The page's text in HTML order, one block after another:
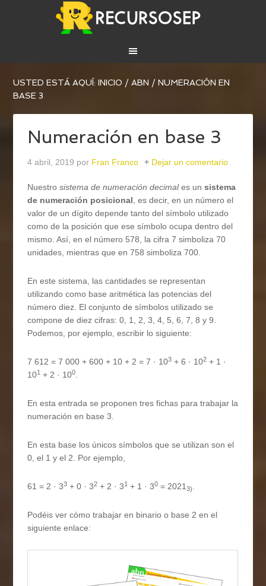
USTED ESTÁ AQUÍ:INICIO / ABN / NUMERACIÓN EN
BASE 3
Numeración en base 3
4 abril, 2019 por Fran Franco Dejar un comentario
Nuestrosistema de numeración decimales unsistema
de numeración posicional, es decir, en un número el
valor de un dígito depende tanto del símbolo utilizado
como de la posición que ese símbolo ocupa dentro del
mismo. Así, en el número 578, la cifra 7 simboliza 70
unidades, mientras que en 758 simboliza 700.
En este sistema, las cantidades se representan
utilizando como base aritmética las potencias del
número diez. El conjunto de símbolos utilizado se
compone de diez cifras: 0, 1, 2, 3, 4, 5, 6, 7, 8 y 9.
Podemos, por ejemplo, escribir lo siguiente:
7 612 = 7 000 + 600 + 10 + 2 = 7 · 103 + 6 · 102 + 1 ·
101 + 2 · 100.
En esta entrada se proponen tres fichas para trabajar la
numeración en base 3.
En esta base los únicos símbolos que se utilizan son el
0, el 1 y el 2. Por ejemplo,
61 = 2 · 33 + 0 · 32 + 2 · 31 + 1 · 30 = 20213).
Podéis ver cómo trabajar en binario o base 2 en el
siguiente enlace: